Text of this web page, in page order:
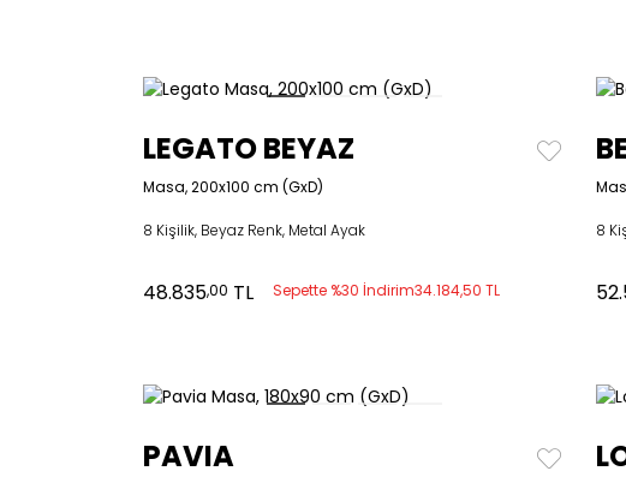
LEGATO BEYAZ
Masa, 200x100 cm (GxD)
8 Kişilik, Beyaz Renk, Metal Ayak
48.835,00 TL Sepette %30 İndirim34.184,50 TL
8
PAVIA